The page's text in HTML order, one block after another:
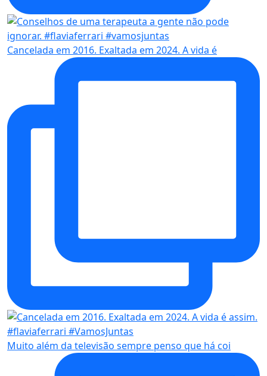
Cancelada em 2016. Exaltada em 2024. A vida é
Muito além da televisão sempre penso que há coi